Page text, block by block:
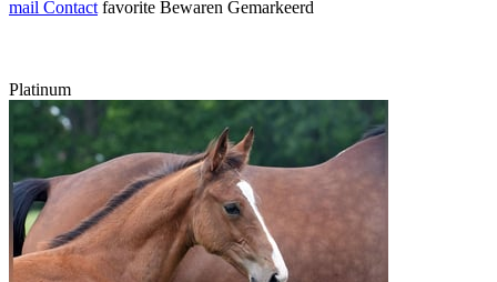
mail Contact favorite Bewaren Gemarkeerd
Platinum